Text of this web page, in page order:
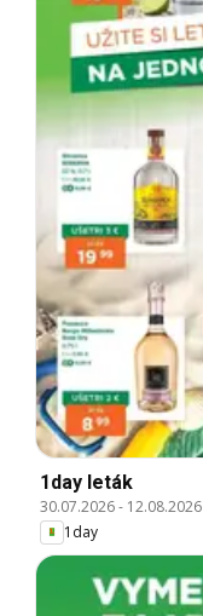
1day leták
30.07.2026- 12.08.2026
1day